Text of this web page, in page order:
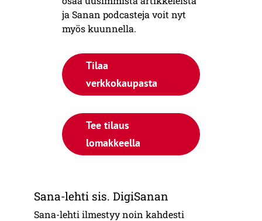
ja Sanan podcasteja voit nyt
myös kuunnella.
Tilaa
verkkokaupasta
Tee tilaus
lomakkeella
Sana-lehti sis. DigiSanan
Sana-lehti ilmestyy noin kahdesti